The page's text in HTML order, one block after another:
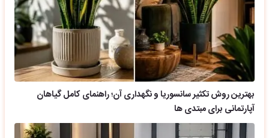
بهترین روش تکثیر سانسوریا و نگهداری آن؛ راهنمای کامل گیاهان
آپارتمانی برای مبتدی ها